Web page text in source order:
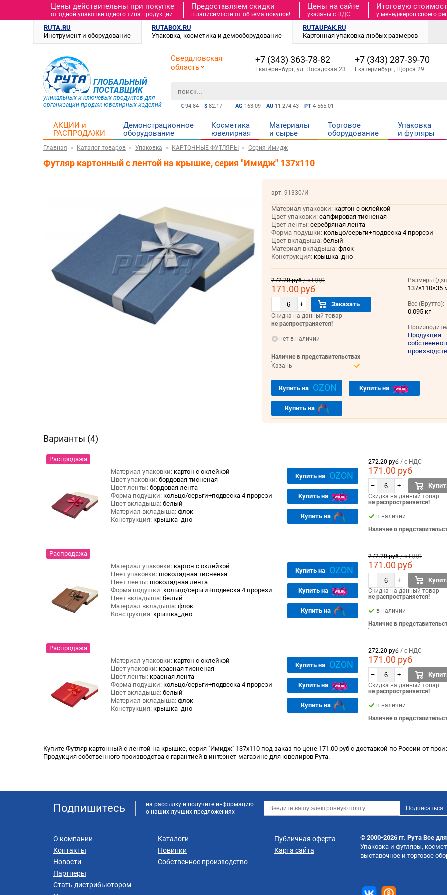
Цены действительны при покупке
от одной упаковки одного типа продукции
Предоставляем скидки
в зависимости от объема покупок!
Цены на сайте
указаны с НДС
Итоговую
у менеджеров своего
RUTA.RU
Инструмент и оборудование
RUTABOX.RU
Упаковка, косметика и демооборудование
RUTAUPAK.RU
Картонная упаковка любых размеров
ГЛОБАЛЬНЫЙ
ПОСТАВЩИК
уникальных и ключевых продуктов для
организации продаж ювелирных изделий
AG 163.09 AU 11 274.43 PT 4 565.01
€ 94.84 $ 82.17
Свердловская
область
+7 (343) 363-78-82
Екатеринбург, ул. Посадская 23
+7 (343) 287-39-70
Екатеринбург, Щорса 29
АКЦИИ и
РАСПРОДАЖИ
Демонстрационное
оборудование
Косметика
ювелирная
Материалы
и cырье
Торговое
оборудование
Упаковка
и футляры
Главная Каталог товаров Упаковка КАРТОННЫЕ ФУТЛЯРЫ Серия Имидж
Футляр картонный с лентой на крышке, серия "Имидж" 137х110
арт. 91330/И
Материал упаковки:картон с оклейкой
Цвет упаковки:сапфировая тисненая
Цвет ленты:серебряная лента
Форма подушки:кольцо/серьги+подвеска 4 прорези
Цвет вкладыша:белый
Материал вкладыша:флок
Конструкция:крышка_дно
272.20 руб/ с НДС
171.00 руб
– + Заказать
Скидка на данный товар
не распространяется!
нет в наличии
Наличие в представительствах
Казань
Размеры
137×110×35
Вес (Брутто):
0.095 кг
Продукция
Купить на OZON Купить на
Купить на
Варианты (4)
Распродажа
Материал упаковки: картон с оклейкой
Цвет упаковки: бордовая тисненая
Цвет ленты: бордовая лента
Форма подушки: кольцо/серьги+подвеска 4 прорези
Цвет вкладыша: белый
Материал вкладыша: флок
Конструкция: крышка_дно
Купить на OZON
Купить на
Купить на
272.20 руб/ с НДС
171.00 руб
– +
Скидка на данный товар
не распространяется!
в наличии
Наличие в
Распродажа
Материал упаковки: картон с оклейкой
Цвет упаковки: шоколадная тисненая
Цвет ленты: шоколадная лента
Форма подушки: кольцо/серьги+подвеска 4 прорези
Цвет вкладыша: белый
Материал вкладыша: флок
Конструкция: крышка_дно
Купить на OZON
Купить на
Купить на
272.20 руб/ с НДС
171.00 руб
– +
Скидка на данный товар
не распространяется!
в наличии
Наличие в
Распродажа
Материал упаковки: картон с оклейкой
Цвет упаковки: красная тисненая
Цвет ленты: красная лента
Форма подушки: кольцо/серьги+подвеска 4 прорези
Цвет вкладыша: белый
Материал вкладыша: флок
Конструкция: крышка_дно
Купить на OZON
Купить на
Купить на
272.20 руб/ с НДС
171.00 руб
– +
Скидка на данный товар
не распространяется!
в наличии
Наличие в
Купите Футляр картонный с лентой на крышке, серия "Имидж" 137х110 под заказ по цене 171.00 руб с доставкой по России от
Продукция собственного производства с гарантией в интернет-магазине для ювелиров Рута.
Подпишитесь
на рассылку и получите информацию
о наших лучших предложениях
О компании
Контакты
Новости
Партнеры
Стать дистрибьютором
Каталоги
Новинки
Собственное производство
Публичная оферта
Карта сайта
© 2000-2026 гг. Рута Все
Упаковка и футляры,
выставочное и торговое